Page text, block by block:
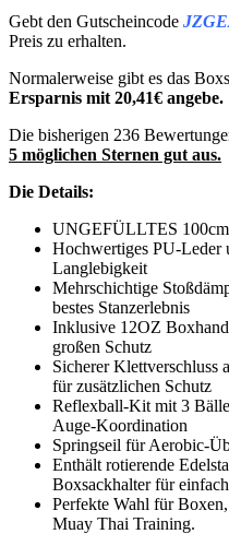
Gebt den Gutscheincode
Preis zu erhalten.
Normalerweise gibt es das
Ersparnis mit 20,41€ angebe.
Die bisherigen 236
5 möglichen Sternen gut aus.
Die Details:
UNGEFÜLLTES 100cm
Hochwertiges PU-Leder
Langlebigkeit
Mehrschichtige
bestes Stanzerlebnis
Inklusive 12OZ
großen Schutz
Sicherer Klettverschluss
für zusätzlichen Schutz
Reflexball-Kit mit 3
Auge-Koordination
Springseil für Aerobic-
Enthält rotierende
Boxsackhalter für
Perfekte Wahl für
Muay Thai Training.